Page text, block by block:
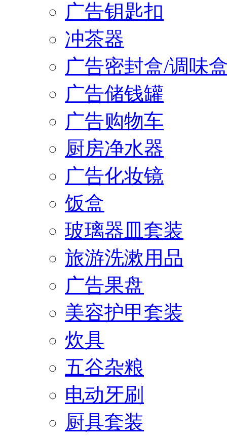
广告钥匙扣
冲茶器
广告密封盒/调味
广告储钱罐
广告购物车
厨房净水器
广告化妆镜
饭盒
玻璃器皿套装
旅游洗漱用品
广告果盘
美容护甲套装
炊具
五谷杂粮
电动牙刷
厨具套装